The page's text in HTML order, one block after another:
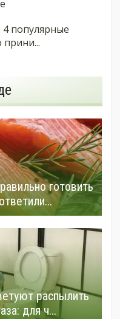
популярные
готовить
распылить
для ч...